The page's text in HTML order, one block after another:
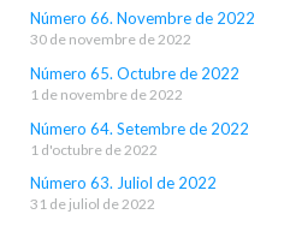
Número 66. Novembre de 2022
30 de novembre de 2022
Número 65. Octubre de 2022
1 de novembre de 2022
Número 64. Setembre de 2022
1 d'octubre de 2022
Número 63. Juliol de 2022
31 de juliol de 2022